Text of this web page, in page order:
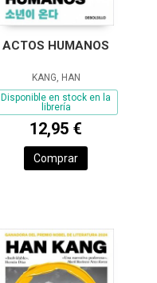
ACTOS HUMANOS
KANG, HAN
Disponible en stock en la
librería
12,95 €
Comprar